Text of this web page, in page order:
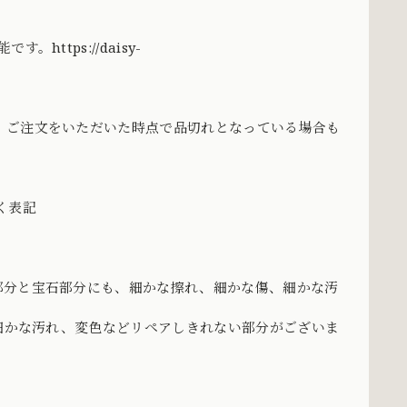
です。https://daisy-
注文をいただいた時点で品切れとなっている場合も
表記
と宝石部分にも、細かな擦れ、細かな傷、細かな汚
な汚れ、変色などリペアしきれない部分がございま